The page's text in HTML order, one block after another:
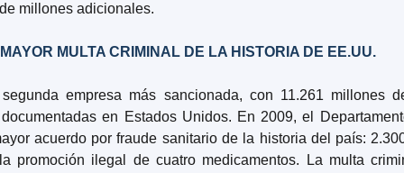
millones adicionales.
MULTA CRIMINAL DE LA HISTORIA DE EE.UU.
empresa más sancionada, con 11.261 millones
en Estados Unidos. En 2009, el
acuerdo por fraude sanitario de la historia del país:
promoción ilegal de cuatro medicamentos. La multa